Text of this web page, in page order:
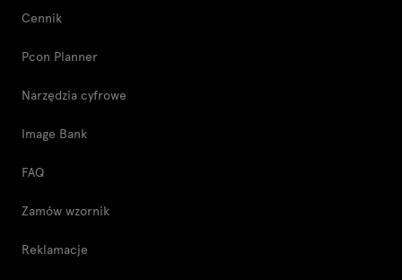
Cennik
Pcon Planner
Narzędzia cyfrowe
Image Bank
FAQ
Zamów wzornik
Reklamacje